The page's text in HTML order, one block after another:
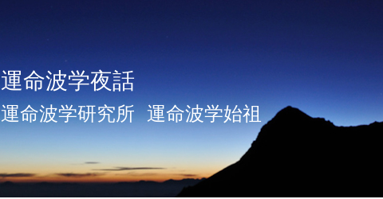
運命波学夜話
運命波学研究所 運命波学始祖